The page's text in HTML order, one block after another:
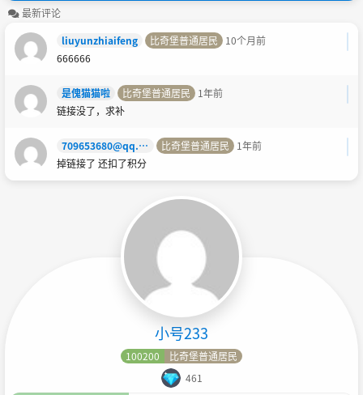
最新评论
liuyunzhiaifeng
比奇堡普通居民
10个月前
666666
是傀猫猫啦 比奇堡普通居民
1年前
链接没了，求补
709653680@qq.com 比奇堡普通居民
1年前
掉链接了 还扣了积分
小号233
100200
比奇堡普通居民
461